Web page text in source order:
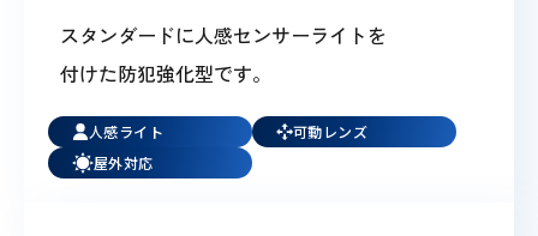
スタンダードに人感センサーライトを
付けた防犯強化型です。
人感ライト
可動レンズ
屋外対応